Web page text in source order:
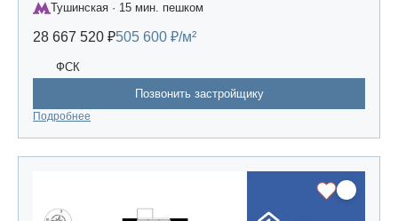
Тушинская · 15 мин. пешком
28 667 520 ₽505 600 ₽/м²
ФСК
Позвонить застройщику
Подробнее